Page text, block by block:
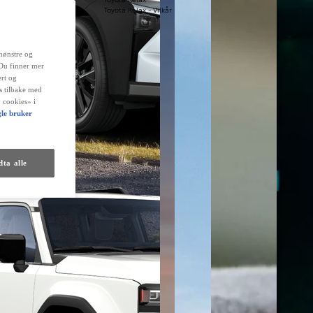
Toyota Relax - Vilkår
og
finner mer
og
tilbake med
i
bruker
alle